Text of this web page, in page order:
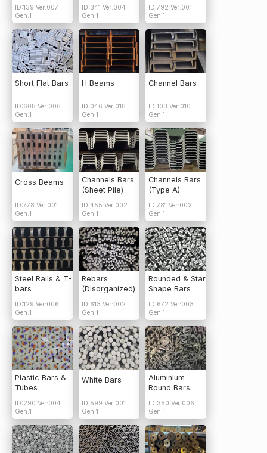
ID:139 Ver:007
Gen:1
ID:341 Ver:004
Gen:1
ID:792 Ver:001
Gen:1
Short Flat Bars
ID:608 Ver:006
Gen:1
H Beams
ID:046 Ver:018
Gen:1
Channel Bars
ID:103 Ver:010
Gen:1
Cross Beams
ID:778 Ver:001
Gen:1
Channels Bars
(Sheet Pile)
ID:455 Ver:002
Gen:1
Channels Bars
(Type A)
ID:781 Ver:002
Gen:1
Steel Rails & T-
bars
ID:129 Ver:006
Gen:1
Rebars
(Disorganized)
ID:613 Ver:002
Gen:1
Rounded & Star
Shape Bars
ID:672 Ver:003
Gen:1
Plastic Bars &
Tubes
ID:290 Ver:004
Gen:1
White Bars
ID:599 Ver:001
Gen:1
Aluminium
Round Bars
ID:350 Ver:006
Gen:1